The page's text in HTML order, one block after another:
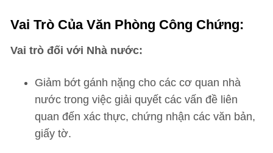
Vai Trò Của Văn Phòng Công Chứng:
Vai trò đối với Nhà nước:
Giảm bớt gánh nặng cho các cơ quan nhà
nước trong việc giải quyết các vấn đề liên
quan đến xác thực, chứng nhận các văn bản,
giấy tờ.